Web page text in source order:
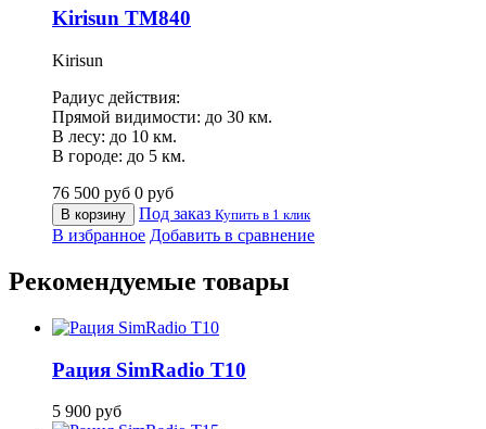
Kirisun TM840
Kirisun
Радиус действия:
Прямой видимости: до 30 км.
В лесу: до 10 км.
В городе: до 5 км.
76 500 руб 0 руб
В корзину Под заказ Купить в 1 клик
В избранное Добавить в сравнение
Рекомендуемые товары
Рация SimRadio T10
5 900 руб